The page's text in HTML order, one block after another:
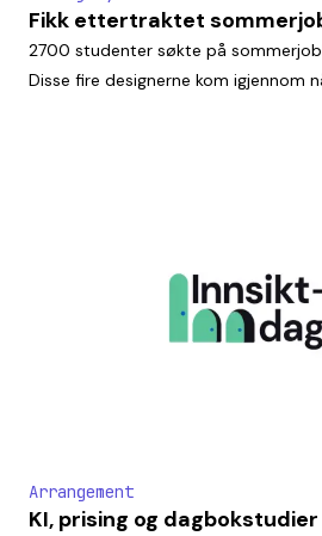
Fikk ettertraktet
2700 studenter søkte på
Disse fire designerne kom igjennom
Arrangement
KI, prising og dagbokstudier